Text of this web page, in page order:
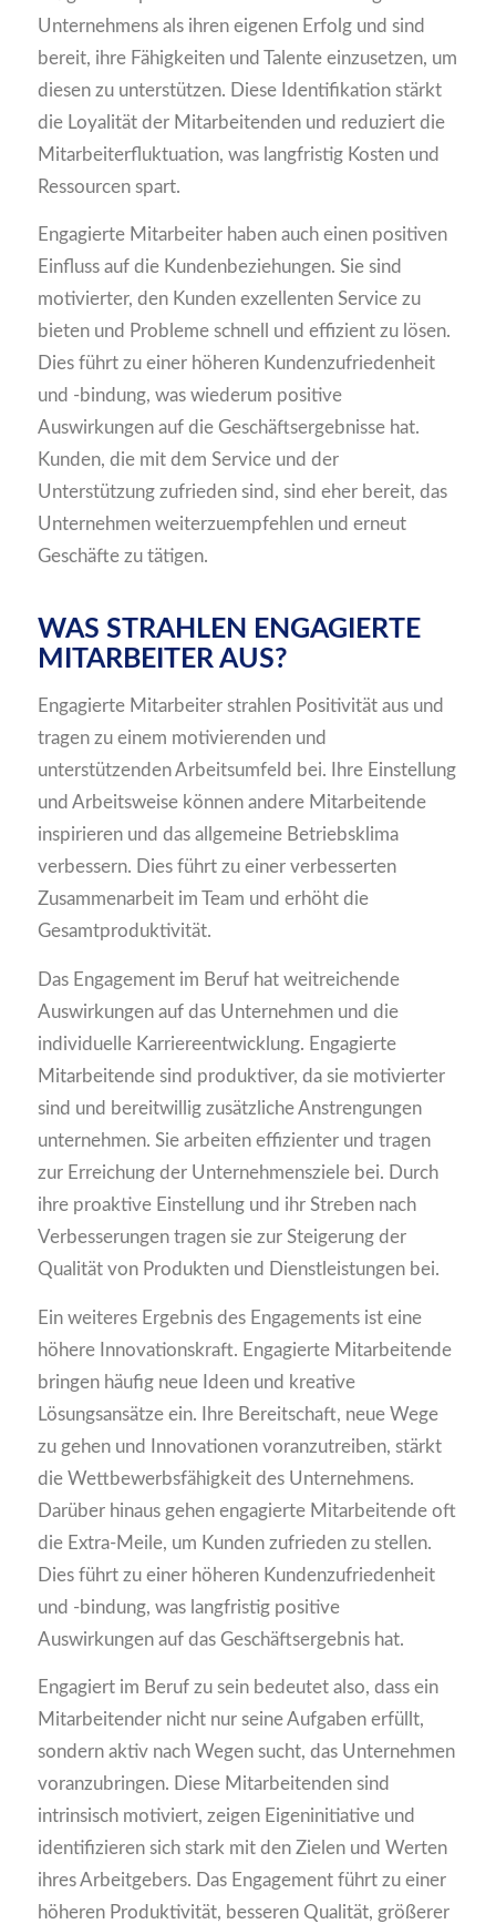
Unternehmens als ihren eigenen Erfolg und sind
bereit, ihre Fähigkeiten und Talente einzusetzen, um
diesen zu unterstützen. Diese Identifikation stärkt
die Loyalität der Mitarbeitenden und reduziert die
Mitarbeiterfluktuation, was langfristig Kosten und
Ressourcen spart.
Engagierte Mitarbeiter haben auch einen positiven
Einfluss auf die Kundenbeziehungen. Sie sind
motivierter, den Kunden exzellenten Service zu
bieten und Probleme schnell und effizient zu lösen.
Dies führt zu einer höheren Kundenzufriedenheit
und -bindung, was wiederum positive
Auswirkungen auf die Geschäftsergebnisse hat.
Kunden, die mit dem Service und der
Unterstützung zufrieden sind, sind eher bereit, das
Unternehmen weiterzuempfehlen und erneut
Geschäfte zu tätigen.
WAS STRAHLEN ENGAGIERTE
MITARBEITER AUS?
Engagierte Mitarbeiter strahlen Positivität aus und
tragen zu einem motivierenden und
unterstützenden Arbeitsumfeld bei. Ihre Einstellung
und Arbeitsweise können andere Mitarbeitende
inspirieren und das allgemeine Betriebsklima
verbessern. Dies führt zu einer verbesserten
Zusammenarbeit im Team und erhöht die
Gesamtproduktivität.
Das Engagement im Beruf hat weitreichende
Auswirkungen auf das Unternehmen und die
individuelle Karriereentwicklung. Engagierte
Mitarbeitende sind produktiver, da sie motivierter
sind und bereitwillig zusätzliche Anstrengungen
unternehmen. Sie arbeiten effizienter und tragen
zur Erreichung der Unternehmensziele bei. Durch
ihre proaktive Einstellung und ihr Streben nach
Verbesserungen tragen sie zur Steigerung der
Qualität von Produkten und Dienstleistungen bei.
Ein weiteres Ergebnis des Engagements ist eine
höhere Innovationskraft. Engagierte Mitarbeitende
bringen häufig neue Ideen und kreative
Lösungsansätze ein. Ihre Bereitschaft, neue Wege
zu gehen und Innovationen voranzutreiben, stärkt
die Wettbewerbsfähigkeit des Unternehmens.
Darüber hinaus gehen engagierte Mitarbeitende oft
die Extra-Meile, um Kunden zufrieden zu stellen.
Dies führt zu einer höheren Kundenzufriedenheit
und -bindung, was langfristig positive
Auswirkungen auf das Geschäftsergebnis hat.
Engagiert im Beruf zu sein bedeutet also, dass ein
Mitarbeitender nicht nur seine Aufgaben erfüllt,
sondern aktiv nach Wegen sucht, das Unternehmen
voranzubringen. Diese Mitarbeitenden sind
intrinsisch motiviert, zeigen Eigeninitiative und
identifizieren sich stark mit den Zielen und Werten
ihres Arbeitgebers. Das Engagement führt zu einer
höheren Produktivität, besseren Qualität, größerer